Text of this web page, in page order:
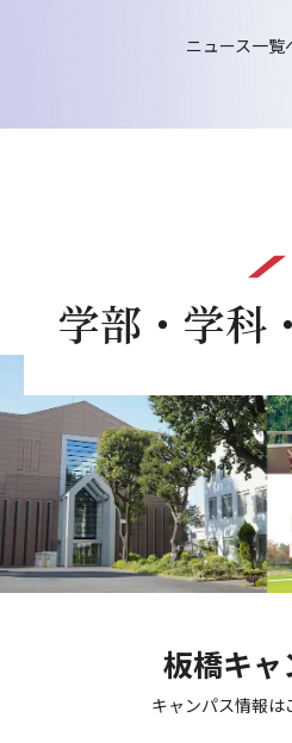
ニュース一覧
学部・学科
板橋キャ
キャンパス情報は